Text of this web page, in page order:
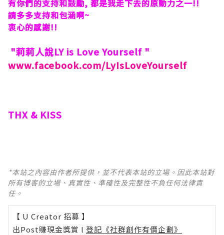
有你們的支持和鼓勵, 都是我走下去的原動力之一!!
請多多支持和包涵啊~
衷心的感謝!!
"莉莉人說LY is Love Yourself "
www.facebook.com/LyIsLoveYourself
THX & KISS
*本站之內容由作者所提供，並不代表本站的立場。因此本站對
所有博客的立場、真實性、準確性及完整性不負任何法律責
任。
【 U Creator 招募 】
出Post賺現金獎賞 l 登記《社群創作有價企劃》